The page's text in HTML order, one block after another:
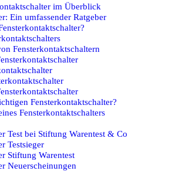
im Überblick
Ein umfassender Ratgeber
Fensterkontaktschaltern
Fensterkontaktschalter?
Fensterkontaktschalters
Test bei Stiftung Warentest & Co
Testsieger
Stiftung Warentest
Neuerscheinungen